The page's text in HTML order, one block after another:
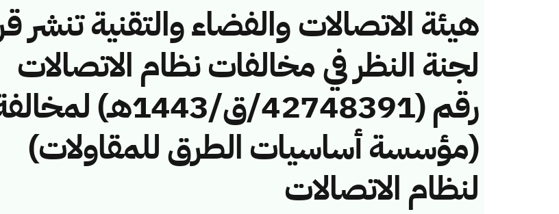
هيئة الاتصالات والفضاء والتقنية تنشر
لجنة النظر في مخالفات نظام الاتصالات
رقم (42748391/ق/1443هـ)
(مؤسسة أساسيات الطرق للمقاولات)
لنظام الاتصالات